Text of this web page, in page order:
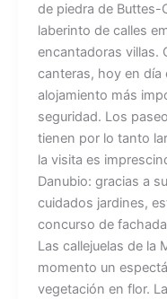
de piedra de
laberinto de calles
encantadoras villas.
canteras, hoy en día
alojamiento más
seguridad. Los
tienen por lo tanto
la visita es
Danubio: gracias a
cuidados jardines,
concurso de
Las callejuelas de la
momento un
vegetación en flor.